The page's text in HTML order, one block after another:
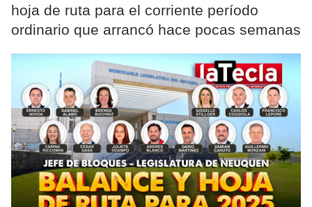
hoja de ruta para el corriente período
ordinario que arrancó hace pocas semanas